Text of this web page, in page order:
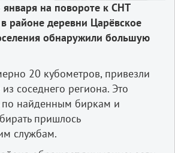
января на повороте к СНТ
в районе деревни Царёвское
обнаружили большую
20 кубометров, привезли
соседнего региона. Это
по найденным биркам и
пришлось
службам.